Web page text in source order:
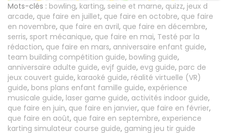
Mots-clés : bowling, karting, seine et marne, quizz, jeux d
arcade, que faire en juillet, que faire en octobre, que faire
en novembre, que faire en avril, que faire en décembre,
serris, sport mécanique, que faire en mai, Testé par la
rédaction, que faire en mars, anniversaire enfant guide,
team building compétition guide, bowling guide,
anniversaire adulte guide, evjf guide, evg guide, parc de
jeux couvert guide, karaoké guide, réalité virtuelle (VR)
guide, bons plans enfant famille guide, expérience
musicale guide, laser game guide, activités indoor guide,
que faire en juin, que faire en janvier, que faire en février,
que faire en août, que faire en septembre, experience
karting simulateur course guide, gaming jeu tir guide